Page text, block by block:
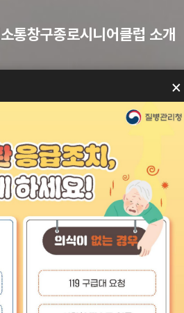
소통창구종로시니어클럽 소개
×